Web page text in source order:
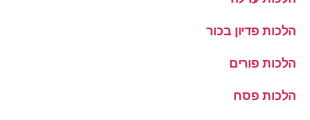
הלכות פדיון בכור
הלכות פורים
הלכות פסח